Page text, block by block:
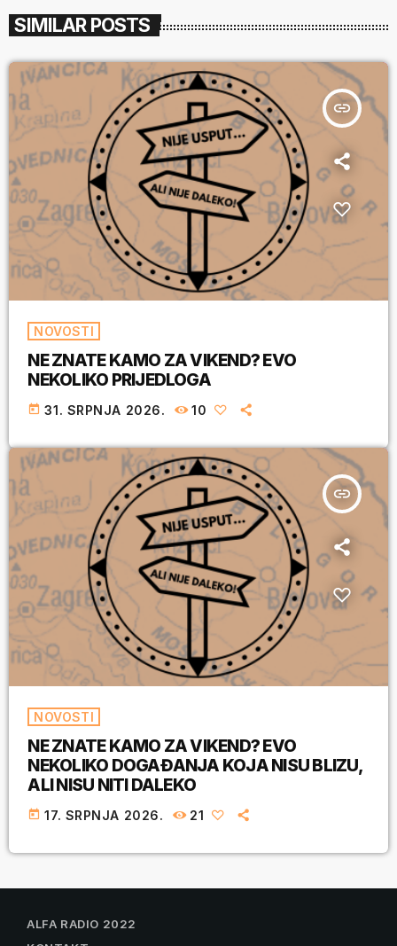
SIMILAR POSTS
insert_link
NOVOSTI
NE ZNATE KAMO ZA VIKEND? EVO
NEKOLIKO PRIJEDLOGA
today 31. SRPNJA 2026. 10
insert_link
NOVOSTI
NE ZNATE KAMO ZA VIKEND? EVO
NEKOLIKO DOGAĐANJA KOJA NISU BLIZU,
ALI NISU NITI DALEKO
today 17. SRPNJA 2026. 21
ALFA RADIO 2022